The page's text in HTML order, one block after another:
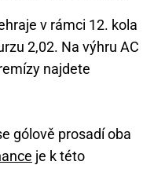
v rámci 12. kola
2,02. Na výhru AC
najdete
gólově prosadí oba
je k této